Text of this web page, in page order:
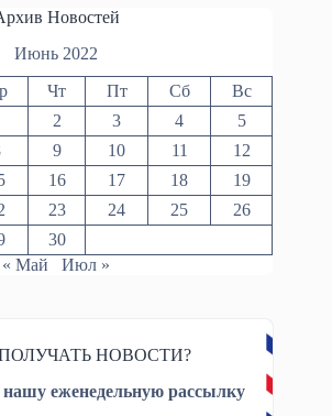
Новостей
Июнь 2022
Чт Пт Сб
Вс
2 3 4
5
9 10 11
12
16 17 18
19
23 24 25
26
30
« Май
Июл »
НОВОСТИ?
еженедельную рассылку